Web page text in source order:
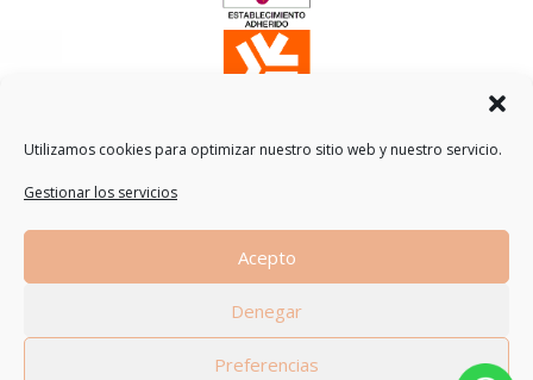
Utilizamos cookies para optimizar nuestro sitio web y nuestro servicio.
Gestionar los servicios
Acepto
Denegar
Preferencias
by